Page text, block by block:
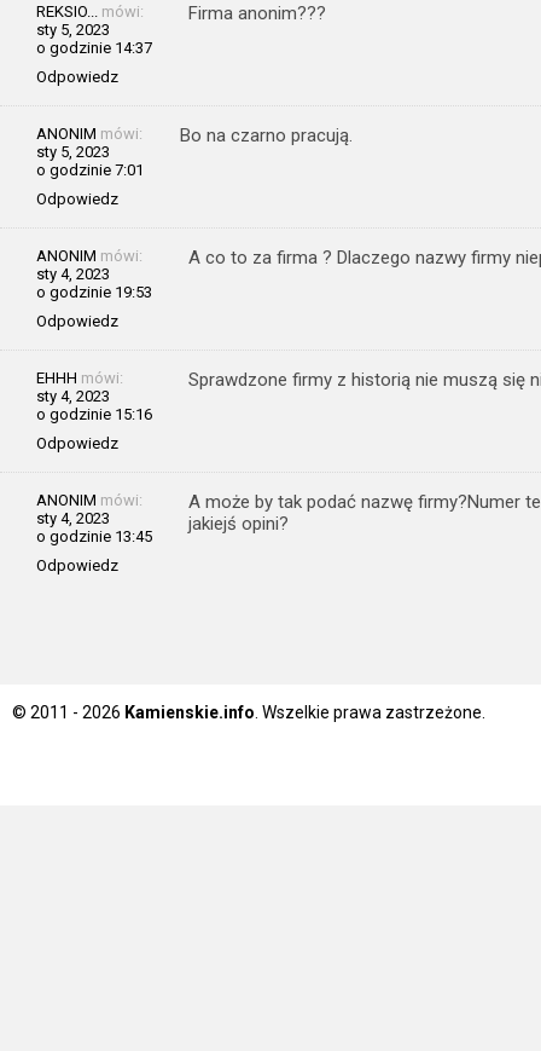
REKSIO...
mówi:
sty 5, 2023
o godzinie 14:37
Odpowiedz
Firma anonim???
ANONIM mówi:
sty 5, 2023
o godzinie 7:01
Odpowiedz
Bo na czarno pracują.
ANONIM mówi:
sty 4, 2023
o godzinie 19:53
Odpowiedz
A co to za firma ? Dlaczego nazwy firmy
EHHH mówi:
sty 4, 2023
o godzinie 15:16
Odpowiedz
Sprawdzone firmy z historią nie muszą się
ANONIM mówi:
sty 4, 2023
o godzinie 13:45
Odpowiedz
A może by tak podać nazwę firmy?Numer
jakiejś opini?
© 2011 - 2026 Kamienskie.info . Wszelkie prawa zastrzeżone.